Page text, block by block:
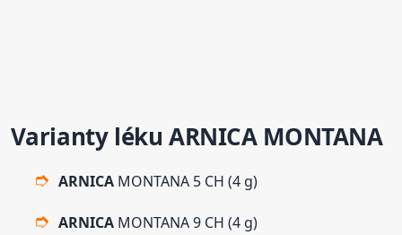
Varianty lékuARNICAMONTANA
ARNICA MONTANA 5 CH (4 g)
ARNICA MONTANA 9 CH (4 g)